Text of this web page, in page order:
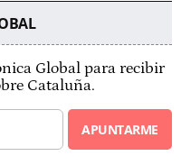
Global para recibir
Cataluña.
APUNTARME